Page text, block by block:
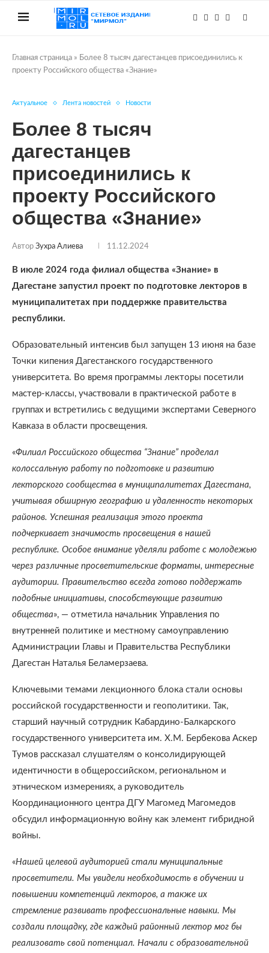
Главная страница » Более 8 тысяч дагестанцев присоединились к
проекту Российского общества «Знание»
Актуальное Лента новостей Новости
Более 8 тысяч
дагестанцев
присоединились к
проекту Российского
общества «Знание»
Автор Зухра Алиева 11.12.2024
В июле 2024 года филиал общества «Знание» в
Дагестане запустил проект по подготовке лекторов в
муниципалитетах при поддержке правительства
республики.
Образовательный интенсив был запущен 13 июня на базе
Точки кипения Дагестанского государственного
университета. Во время программы лекторы посетили
мастер-классы, участвовали в практической работе в
группах и встретились с ведущими экспертами Северного
Кавказа в области просвещения.
«Филиал Российского общества “Знание” проделал
колоссальную работу по подготовке и развитию
лекторского сообщества в муниципалитетах Дагестана,
учитывая обширную географию и удаленность некоторых
районов. Успешная реализация этого проекта
подчеркивает значимость просвещения в нашей
республике. Особое внимание уделяли работе с молодежью
через различные просветительские форматы, интересные
аудитории. Правительство всегда готово поддержать
подобные инициативы, способствующие развитию
общества», — отметила начальник Управления по
внутренней политике и местному самоуправлению
Администрации Главы и Правительства Республики
Дагестан Наталья Беламерзаева.
Ключевыми темами лекционного блока стали основы
российской государственности и геополитики. Так,
старший научный сотрудник Кабардино-Балкарского
государственного университета им. Х.М. Бербекова Аскер
Тумов рассказал слушателям о консолидирующей
идентичности в общероссийском, региональном и
этническом измерениях, а руководитель
Координационного центра ДГУ Магомед Магомедов
обсудил информационную войну как элемент гибридной
войны.
«Нашей целевой аудиторией стали муниципальные
просветители. Мы увидели необходимость в обучении и
повышении компетенций лекторов, а также их
стремление развивать профессиональные навыки. Мы
создали площадку, где каждый районный лектор мог бы
реализовать свой потенциал. Начали с образовательной